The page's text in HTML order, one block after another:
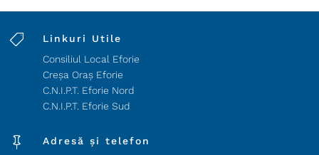

Linkuri Utile
Consiliul Local Eforie
Creșa Oraș Eforie
C.N.I.P.T. Eforie Nord
C.N.I.P.T. Eforie Sud

Adresă și telefon